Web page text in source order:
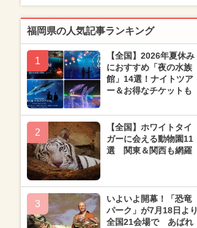
福岡県の人気記事ランキング
1
【全国】2026年夏休み
におすすめ「夜の水族
館」14選！ナイトツア
ー＆お得なチケットも
2
【全国】ホワイトタイ
ガーに会える動物園11
選 関東＆関西も網羅
3
いよいよ開幕！「恐竜
パーク」が7月18日より
全国21会場で あばれ